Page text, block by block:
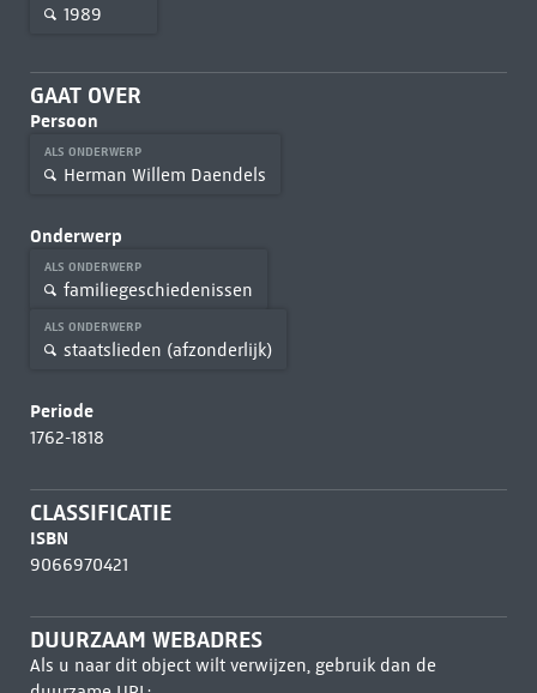
1989
GAAT OVER
Persoon
ALS ONDERWERP
Herman Willem Daendels
Onderwerp
ALS ONDERWERP
familiegeschiedenissen
ALS ONDERWERP
staatslieden (afzonderlijk)
Periode
1762-1818
CLASSIFICATIE
ISBN
9066970421
DUURZAAM WEBADRES
Als u naar dit object wilt verwijzen, gebruik dan de